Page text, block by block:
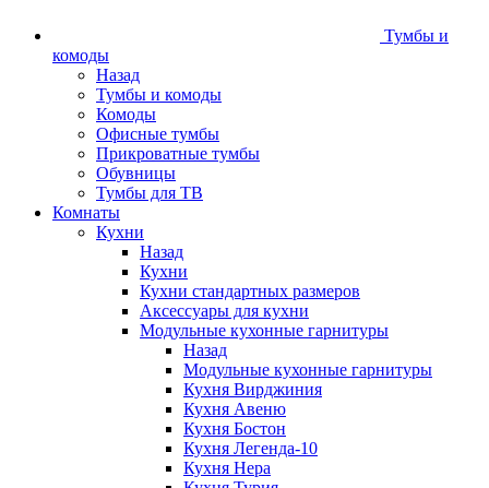
Тумбы и
комоды
Назад
Тумбы и комоды
Комоды
Офисные тумбы
Прикроватные тумбы
Обувницы
Тумбы для ТВ
Комнаты
Кухни
Назад
Кухни
Кухни стандартных размеров
Аксессуары для кухни
Модульные кухонные гарнитуры
Назад
Модульные кухонные гарнитуры
Кухня Вирджиния
Кухня Авеню
Кухня Бостон
Кухня Легенда-10
Кухня Нера